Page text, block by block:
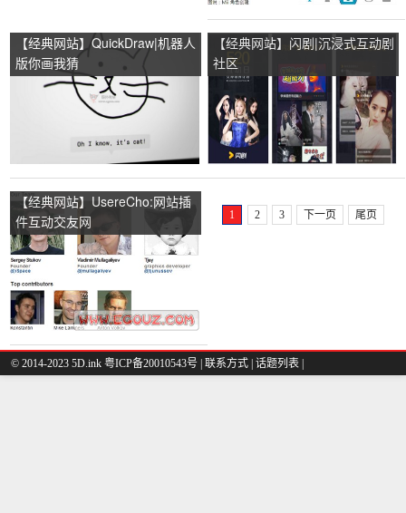
【经典网站】QuickDraw|机器人
版你画我猜
【经典网站】闪剧|沉浸式互动剧
社区
【经典网站】UsereCho:网站插
件互动交友网
1 2 3 下一页 尾页
© 2014-2023 5D.ink 粤ICP备20010543号 | 联系方式 | 话题列表 |